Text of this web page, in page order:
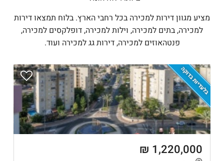
מציע מגוון דירות למכירה בכל רחבי הארץ. בלוח תמצאו דירות
למכירה, בתים למכירה, וילות למכירה, דופלקסים למכירה,
פנטהאוזים למכירה, דירות גג למכירה ועוד.
בלעדיות בדוקה
1,220,000 ₪